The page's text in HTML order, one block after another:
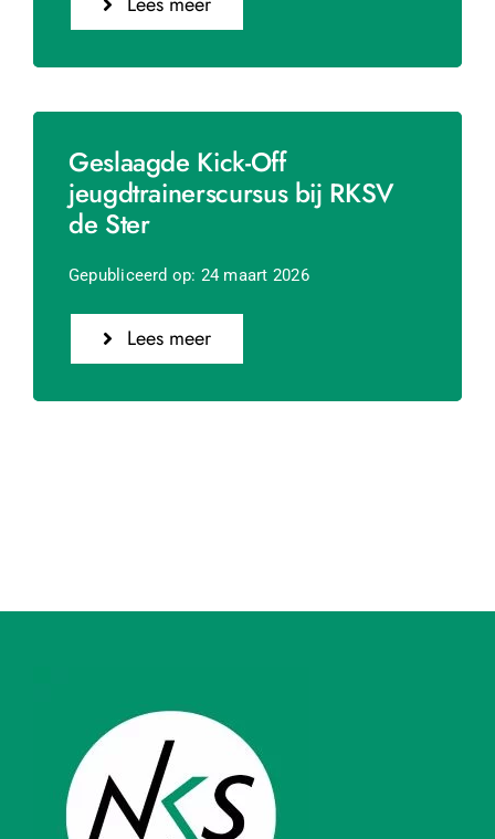
Geslaagde Kick-Off
jeugdtrainerscursus bij RKSV
de Ster
Gepubliceerd op: 24 maart 2026
Lees meer